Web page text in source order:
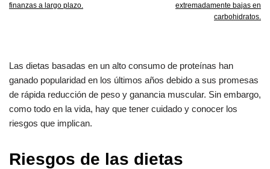
finanzas a largo plazo.
extremadamente bajas en
carbohidratos.
Las dietas basadas en un alto consumo de proteínas han
ganado popularidad en los últimos años debido a sus promesas
de rápida reducción de peso y ganancia muscular. Sin embargo,
como todo en la vida, hay que tener cuidado y conocer los
riesgos que implican.
Riesgos de las dietas